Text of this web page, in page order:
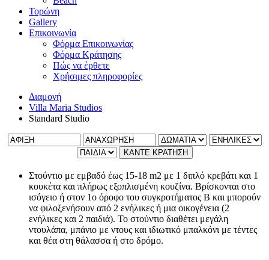
Τορώνη
Gallery
Επικοινωνία
Φόρμα Επικοινωνίας
Φόρμα Κράτησης
Πώς να έρθετε
Χρήσιμες πληροφορίες
Διαμονή
Villa Maria Studios
Standard Studio
ΚΑΝΤΕ ΚΡΑΤΗΣΗ
Στούντιο με εμβαδό έως 15-18 m2 με 1 διπλό κρεβάτι και 1
κουκέτα και πλήρως εξοπλισμένη κουζίνα. Βρίσκονται στο
ισόγειο ή στον 1ο όροφο του συγκροτήματος Β και μπορούν
να φιλοξενήσουν από 2 ενήλικες ή μια οικογένεια (2
ενήλικες και 2 παιδιά). Το στούντιο διαθέτει μεγάλη
ντουλάπα, μπάνιο με ντους και ιδιωτικό μπαλκόνι με τέντες
και θέα στη θάλασσα ή στο δρόμο.